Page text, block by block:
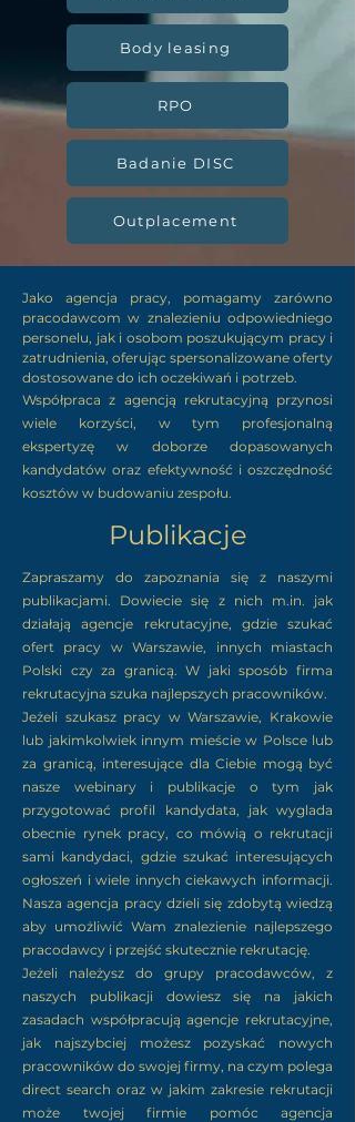
Body leasing
RPO
Badanie DISC
Outplacement
Jako agencja pracy, pomagamy zarówno
pracodawcom w znalezieniu odpowiedniego
personelu, jak i osobom poszukującym pracy i
zatrudnienia, oferując spersonalizowane oferty
dostosowane do ich oczekiwań i potrzeb.
Współpraca z agencją rekrutacyjną przynosi
wiele korzyści, w tym profesjonalną
ekspertyzę w doborze dopasowanych
kandydatów oraz efektywność i oszczędność
kosztów w budowaniu zespołu.
Publikacje
Zapraszamy do zapoznania się z naszymi
publikacjami. Dowiecie się z nich m.in. jak
działają agencje rekrutacyjne, gdzie szukać
ofert pracy w Warszawie, innych miastach
Polski czy za granicą. W jaki sposób firma
rekrutacyjna szuka najlepszych pracowników.
Jeżeli szukasz pracy w Warszawie, Krakowie
lub jakimkolwiek innym mieście w Polsce lub
za granicą, interesujące dla Ciebie mogą być
nasze webinary i publikacje o tym jak
przygotować profil kandydata, jak wyglada
obecnie rynek pracy, co mówią o rekrutacji
sami kandydaci, gdzie szukać interesujących
ogłoszeń i wiele innych ciekawych informacji.
Nasza agencja pracy dzieli się zdobytą wiedzą
aby umożliwić Wam znalezienie najlepszego
pracodawcy i przejść skutecznie rekrutację.
Jeżeli należysz do grupy pracodawców, z
naszych publikacji dowiesz się na jakich
zasadach współpracują agencje rekrutacyjne,
jak najszybciej możesz pozyskać nowych
pracowników do swojej firmy, na czym polega
direct search oraz w jakim zakresie rekrutacji
może twojej firmie pomóc agencja